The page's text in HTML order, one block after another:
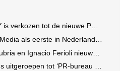
tot de nieuwe PR-partner van KoRo
in Nederland actief met advertenties in ChatGPT
nieuwe Global CCO’s GUT, Renata Neumann Global Head of Production
tot ‘PR-bureau van het jaar 2026’